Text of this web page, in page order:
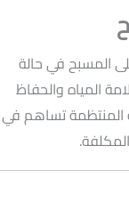
المسبح في حالة
المياه والحفاظ
المنتظمة تساهم في